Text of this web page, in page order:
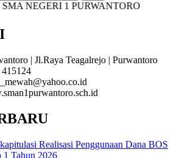
NEGERI 1 PURWANTORO
| Jl.Raya Teagalrejo | Purwantoro